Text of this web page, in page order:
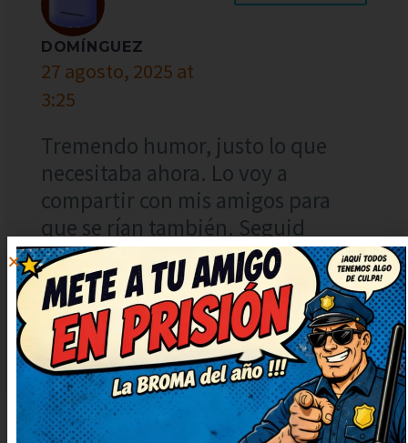
DOMÍNGUEZ
27 agosto, 2025 at
3:25
Tremendo humor, justo lo que
necesitaba ahora. Lo voy a
compartir con mis amigos para
que se rían también. Seguid
publicando más, que alegran un
montón. Lo guardo para contarlo
en la próxima reunión, verás qué
risas.